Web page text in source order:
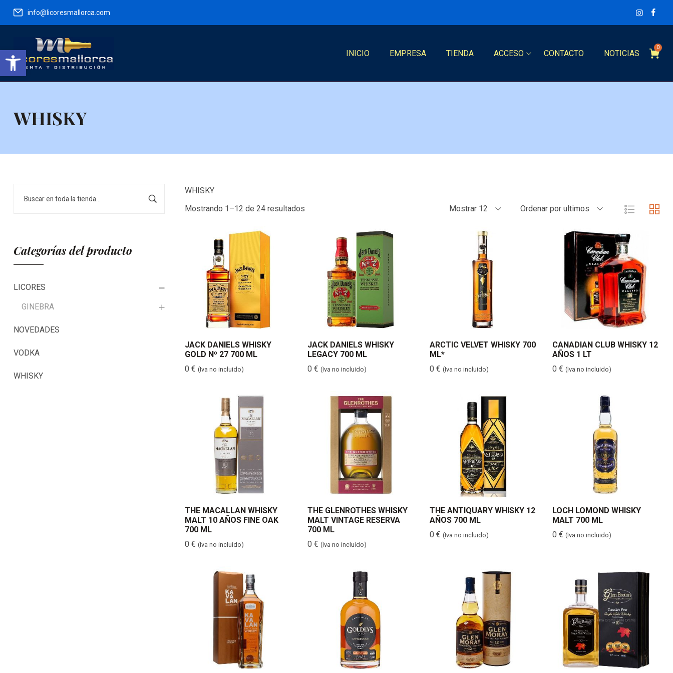
Abrir barra de herramientas
info@licoresmallorca.com
INICIO EMPRESA TIENDA ACCESO CONTACTO NOTICIAS
0
WHISKY
Categorías del producto
LICORES
GINEBRA
NOVEDADES
VODKA
WHISKY
WHISKY
Mostrando 1–12 de 24 resultados
Mostrar 12 Ordenar por ultimos
JACK DANIELS WHISKY
GOLD Nº 27 700 ML
0€ (Iva no incluido)
JACK DANIELS WHISKY
LEGACY 700 ML
0 € (Iva no incluido)
ARCTIC VELVET WHISKY 700
ML*
0€ (Iva no incluido)
CANADIAN CLUB WHISKY 12
AÑOS 1 LT
0 € (Iva no incluido)
THE MACALLAN WHISKY
MALT 10 AÑOS FINE OAK
700 ML
0€ (Iva no incluido)
THE GLENROTHES WHISKY
MALT VINTAGE RESERVA
700 ML
0 € (Iva no incluido)
THE ANTIQUARY WHISKY 12
AÑOS 700 ML
0€ (Iva no incluido)
LOCH LOMOND WHISKY
MALT 700 ML
0 € (Iva no incluido)